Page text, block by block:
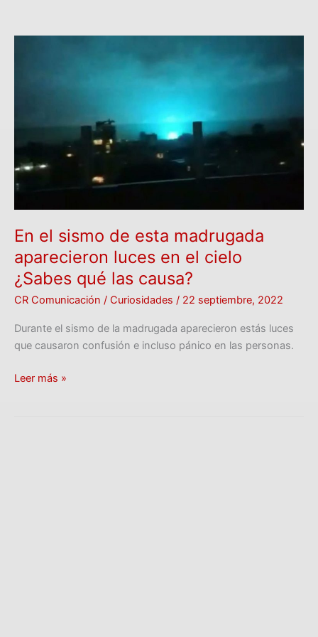
En el sismo de esta madrugada
aparecieron luces en el cielo
¿Sabes qué las causa?
CR Comunicación / Curiosidades / 22 septiembre, 2022
Durante el sismo de la madrugada aparecieron estás luces
que causaron confusión e incluso pánico en las personas.
madrugada
aparecieron
luces
en
cielo
¿Sabes
las
causa?
Leer más »